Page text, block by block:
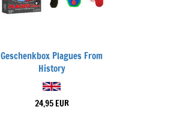
Geschenkbox Plagues From
History
24,95 EUR